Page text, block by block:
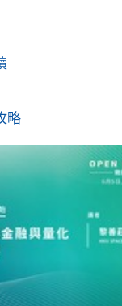
得」為取錄方式的課
文件呈交。
及專業課程可能需
心或有關課程負責
同報名費/學費以及
以郵遞方式遞交。
略